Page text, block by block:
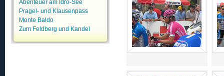
Abenteuer am Idro-See
Pragel- und Klausenpass
Monte Baldo
Zum Feldberg und Kandel